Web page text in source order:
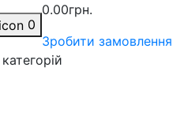
0
0.00грн.
Зробити замовлення